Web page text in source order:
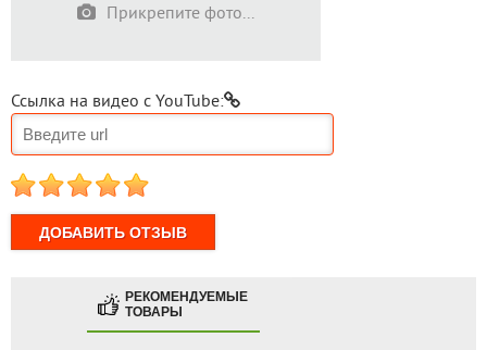
Прикрепите фото...
Ссылка на видео с YouTube:
1 2 3 4 5
РЕКОМЕНДУЕМЫЕ
ТОВАРЫ